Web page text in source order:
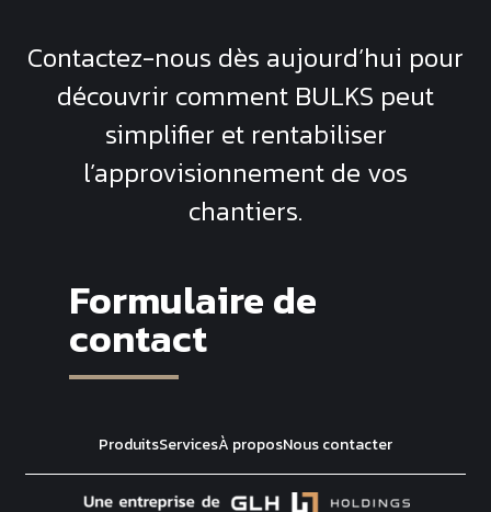
Contactez-nous dès aujourd’hui pour
découvrir comment BULKS peut
simplifier et rentabiliser
l’approvisionnement de vos
chantiers.
Formulaire de
contact
ProduitsServicesÀ proposNous contacter